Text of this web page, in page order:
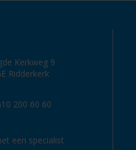
Kerkweg 9
Ridderkerk
200 60 60
een specialist